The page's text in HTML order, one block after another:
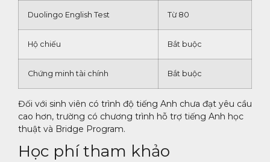
Duolingo English Test Từ 80
Hộ chiếu Bắt buộc
Chứng minh tài chính Bắt buộc
Đối với sinh viên có trình độ tiếng Anh chưa đạt yêu cầu
cao hơn, trường có chương trình hỗ trợ tiếng Anh học
thuật và Bridge Program.
Học phí tham khảo